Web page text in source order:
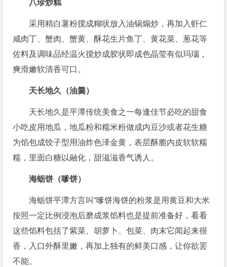
八珍炒糕
采用精白薯粉搅成糊状放入油锅煽炒，再加入虾仁
咸肉丁、蟹肉、蟹黄、酥花生片鱼丁、黄花菜、葱花等
佐料及调味品经温火搅炒成胶状即成色晶莹有似玛瑙，
爽滑嫩软清香可口。
天长地久（油羹）
天长地久是平潭传统美食之一每逢佳节必吃的甜食
小吃皮用地瓜，地瓜粉和糯米粉做成内豆沙或者花生糖
为馅包成饺子型用油炸色泽金黄，表层酥脆内皮软软糯
糯，里面白糖以融化，甜滋滋香气诱人。
海蛎饼（嗲饼）
海蛎饼平潭方言叫“嗲饼海饼的粉浆是用黄豆和大米
按照一定比例浸泡后磨成浆馅料也是提前准备好，看看
这些馅料包括了紫菜、胡萝卜、包菜、肉末它闻起来很
香，入口外酥里嫩，再加上独有的鲜美口感，让你欲罢
不能。